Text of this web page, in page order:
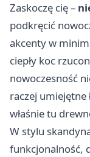
Zaskoczę cię –
podkręcić
akcenty w
ciepły koc
nowoczesność
raczej
właśnie tu
W stylu
funkcjonalność,